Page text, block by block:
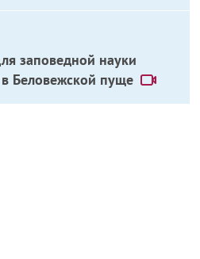
заповедной науки
Беловежской пуще